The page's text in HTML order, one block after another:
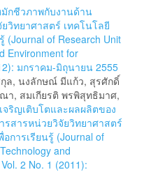
กชีวภาพกับงานด้าน
วิทยาศาสตร์ เทคโนโลยี
(Journal of Research Unit
Environment for
มกราคม-มิถุนายน 2555
ล, นงลักษณ์ มีแก้ว, สุรศักดิ์
, สมเกียรติ พรพิสุทธิมาศ,
ริญเติบโตและผลผลิตของ
รสารหน่วยวิจัยวิทยาศาสตร์
การเรียนรู้ (Journal of
and
2 No. 1 (2011):